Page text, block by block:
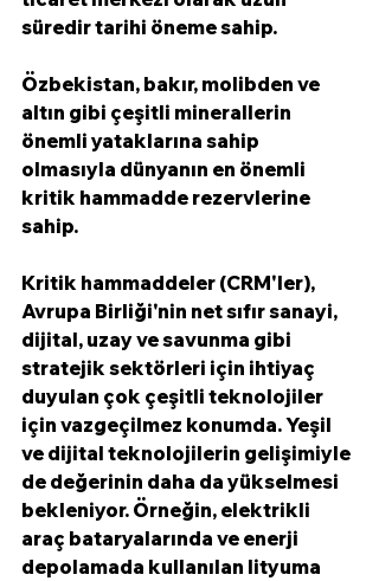
süredir tarihi öneme sahip.
Özbekistan, bakır, molibden ve
altın gibi çeşitli minerallerin
önemli yataklarına sahip
olmasıyla dünyanın en önemli
kritik hammadde rezervlerine
sahip.
Kritik hammaddeler (CRM'ler),
Avrupa Birliği'nin net sıfır sanayi,
dijital, uzay ve savunma gibi
stratejik sektörleri için ihtiyaç
duyulan çok çeşitli teknolojiler
için vazgeçilmez konumda. Yeşil
ve dijital teknolojilerin gelişimiyle
de değerinin daha da yükselmesi
bekleniyor. Örneğin, elektrikli
araç bataryalarında ve enerji
depolamada kullanılan lityuma